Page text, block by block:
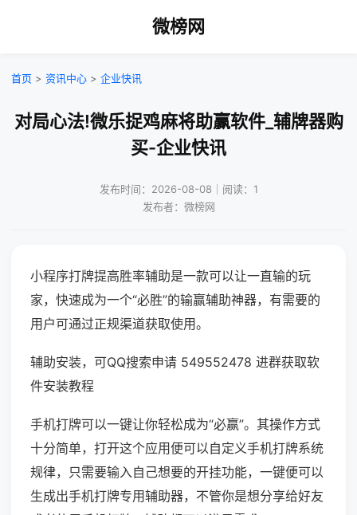
微榜网
首页 > 资讯中心 > 企业快讯
对局心法!微乐捉鸡麻将助赢软件_辅牌器购
买-企业快讯
发布时间：2026-08-08｜阅读：1
发布者：微榜网
小程序打牌提高胜率辅助是一款可以让一直输的玩
家，快速成为一个“必胜”的输赢辅助神器，有需要的
用户可通过正规渠道获取使用。
辅助安装，可QQ搜索申请 549552478 进群获取软
件安装教程
手机打牌可以一键让你轻松成为“必赢”。其操作方式
十分简单，打开这个应用便可以自定义手机打牌系统
规律，只需要输入自己想要的开挂功能，一键便可以
生成出手机打牌专用辅助器，不管你是想分享给好友